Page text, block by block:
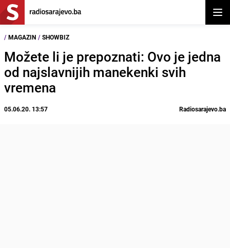
/ MAGAZIN / SHOWBIZ
Možete li je prepoznati: Ovo je jedna
od najslavnijih manekenki svih
vremena
05.06.20. 13:57 Radiosarajevo.ba